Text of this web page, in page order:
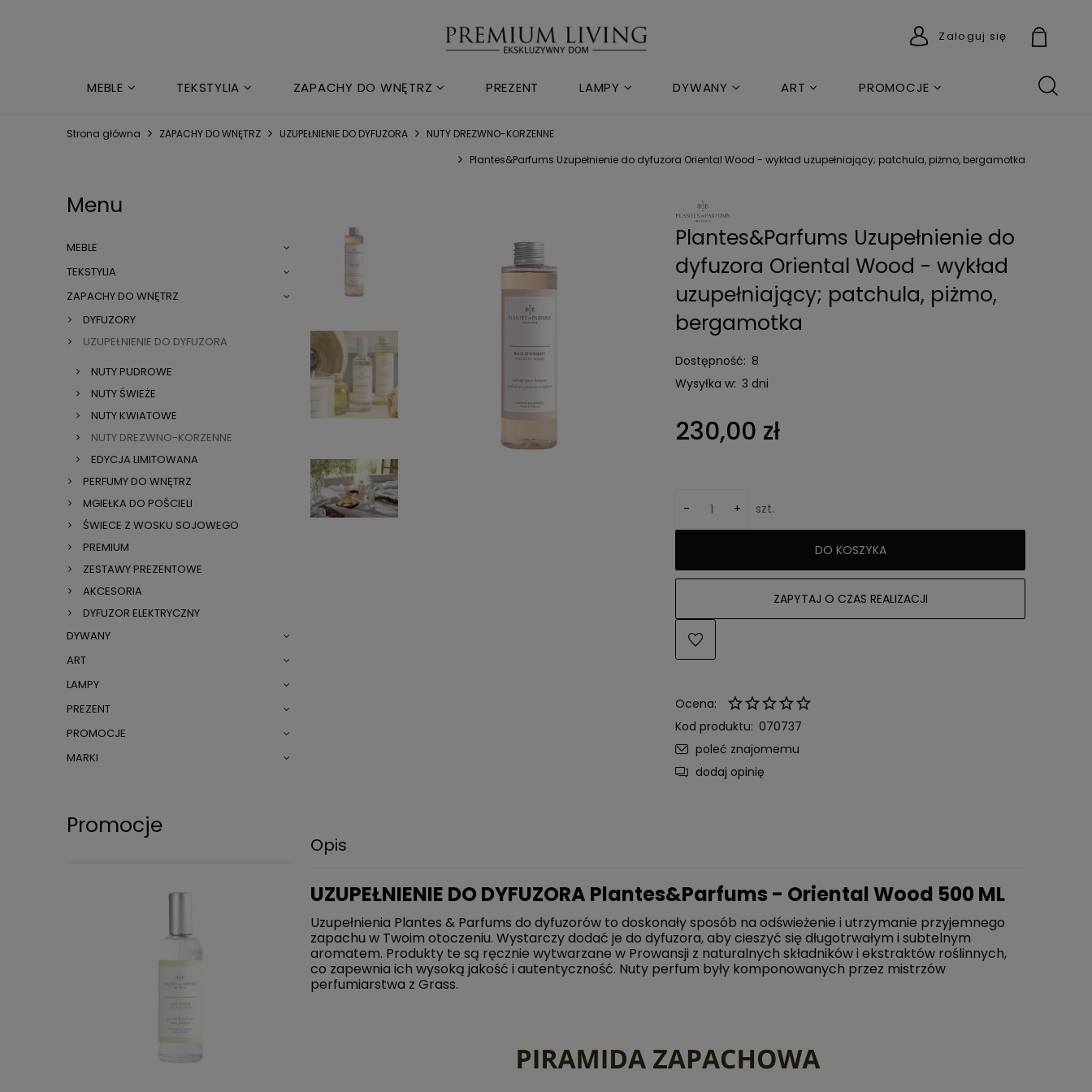
Zaloguj się
MEBLE TEKSTYLIA ZAPACHY DO WNĘTRZ PREZENT LAMPY DYWANY ART PROMOCJE
MARKI
Strona główna ZAPACHY DO WNĘTRZ UZUPEŁNIENIE DO DYFUZORA
NUTY DREZWNO-KORZENNE
Plantes&Parfums Uzupełnienie do dyfuzora Oriental Wood - wykład uzupełniający; patchula, piżmo, bergamotka
Menu
MEBLE
TEKSTYLIA
ZAPACHY DO WNĘTRZ
DYFUZORY
UZUPEŁNIENIE DO DYFUZORA
NUTY PUDROWE
NUTY ŚWIEŻE
NUTY KWIATOWE
NUTY DREZWNO-KORZENNE
EDYCJA LIMITOWANA
PERFUMY DO WNĘTRZ
MGIEŁKA DO POŚCIELI
ŚWIECE Z WOSKU SOJOWEGO
PREMIUM
ZESTAWY PREZENTOWE
AKCESORIA
DYFUZOR ELEKTRYCZNY
DYWANY
ART
LAMPY
PREZENT
PROMOCJE
MARKI
Promocje
DO KOSZYKA
Plantes&Parfums Uzupełnienie do
dyfuzora Oriental Wood - wykład
uzupełniający; patchula, piżmo,
bergamotka
Dostępność: 8
Wysyłka w: 3 dni
230,00 zł
- + szt.
DO KOSZYKA
ZAPYTAJ O CZAS REALIZACJI
Ocena:
Kod produktu: 070737
poleć znajomemu
dodaj opinię
Opis
UZUPEŁNIENIE DO DYFUZORA Plantes&Parfums - Oriental Wood 500 ML
Uzupełnienia Plantes & Parfums do dyfuzorów to doskonały sposób na odświeżenie i utrzymanie przyjemnego
zapachu w Twoim otoczeniu. Wystarczy dodać je do dyfuzora, aby cieszyć się długotrwałym i subtelnym
aromatem. Produkty te są ręcznie wytwarzane w Prowansji z naturalnych składników i ekstraktów roślinnych,
co zapewnia ich wysoką jakość i autentyczność. Nuty perfum były komponowanych przez mistrzów
perfumiarstwa z Grass.